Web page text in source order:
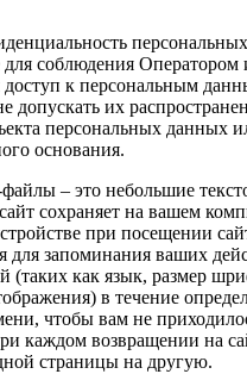
для соблюдения
к персональным
допускать их
персональных данных
основания.
– это небольшие
сохраняет на вашем
при посещении
для запоминания ваших
(таких как язык, размер
в течение
чтобы вам не
каждом возвращении на
страницы на другую.